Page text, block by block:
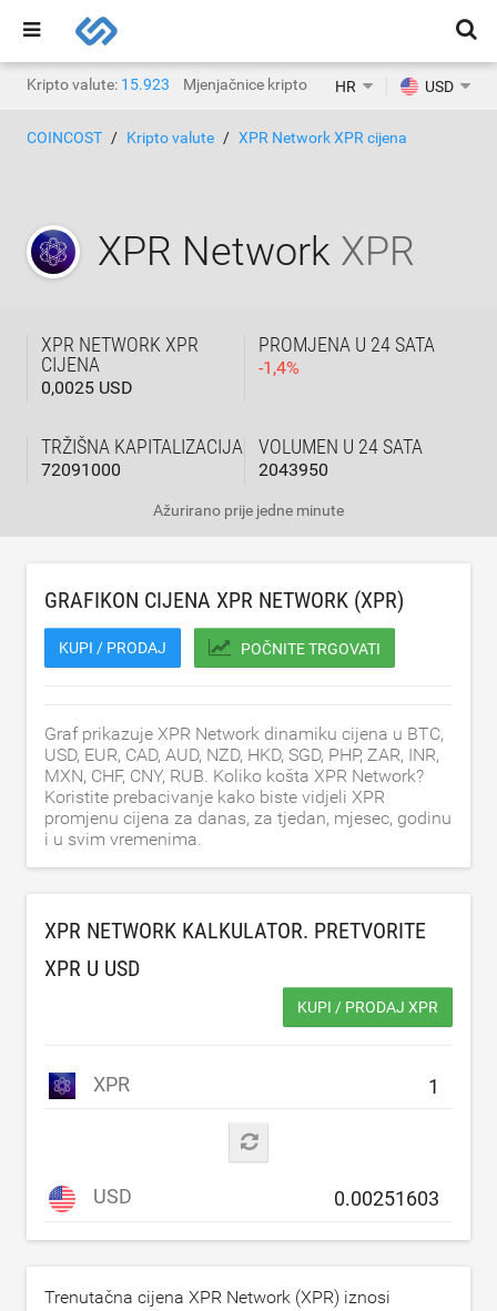
Kripto valute: 15.923 Mjenjačnice kripto valuta: 1.471
HR USD
COINCOST Kripto valute XPR Network XPR cijena
XPR Network XPR
XPR NETWORK XPR
CIJENA
0,0025 USD
PROMJENA U 24 SATA
-1,4%
TRŽIŠNA KAPITALIZACIJA
72091000
VOLUMEN U 24 SATA
2043950
Ažurirano prije jedne minute
GRAFIKON CIJENA XPR NETWORK (XPR)
KUPI / PRODAJ POČNITE TRGOVATI
Graf prikazuje XPR Network dinamiku cijena u BTC,
USD, EUR, CAD, AUD, NZD, HKD, SGD, PHP, ZAR, INR,
MXN, CHF, CNY, RUB. Koliko košta XPR Network?
Koristite prebacivanje kako biste vidjeli XPR
promjenu cijena za danas, za tjedan, mjesec, godinu
i u svim vremenima.
XPR NETWORK KALKULATOR. PRETVORITE
XPR U USD
KUPI / PRODAJ XPR
XPR
USD
Trenutačna cijena XPR Network (XPR) iznosi